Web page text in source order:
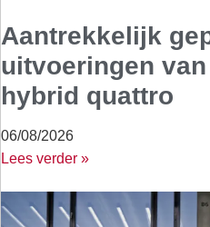
Aantrekkelijk
uitvoeringen
hybrid quattro
06/08/2026
Lees verder »